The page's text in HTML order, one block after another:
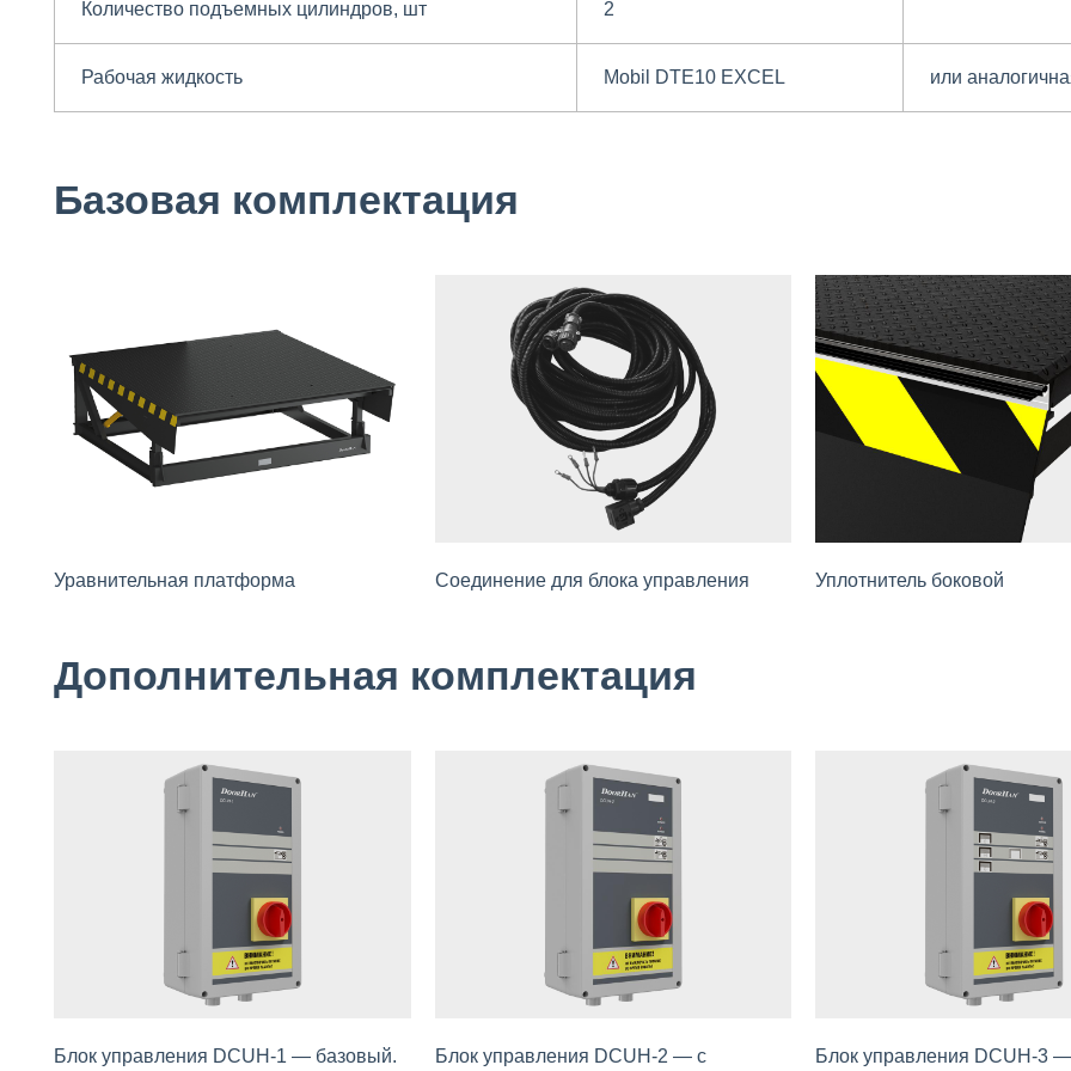
Количество подъемных цилиндров, шт 2
Рабочая жидкость Mobil DTE10 EXCEL или
Базовая комплектация
Уравнительная платформа Соединение для блока управления Уплотнитель боковой
Дополнительная комплектация
Блок управления DCUH-1 — базовый. Блок управления DCUH-2 — с Блок управления DCUH-3 —